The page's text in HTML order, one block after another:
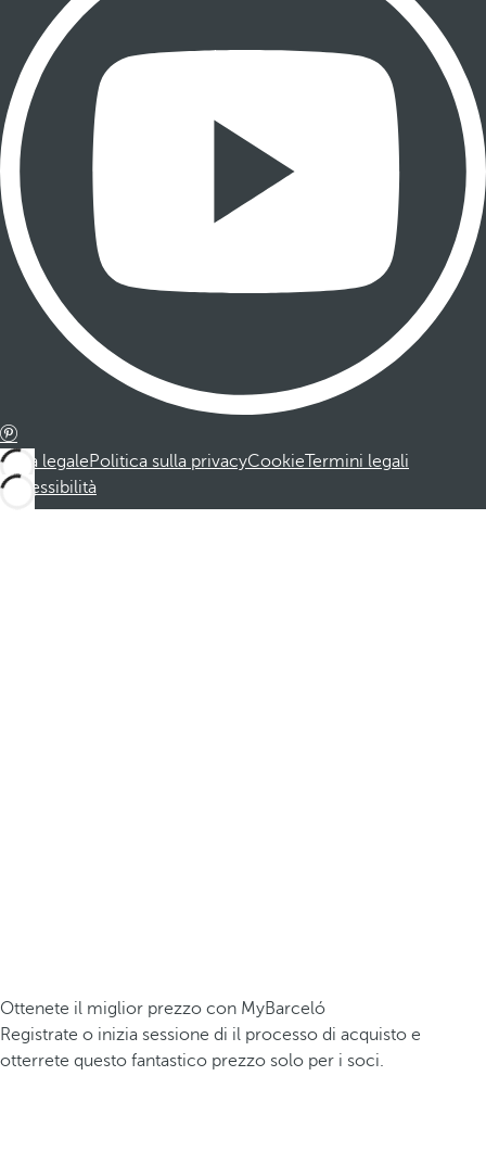
Nota legalePolitica sulla privacyCookieTermini legali
Accessibilità
Ottenete il miglior prezzo con MyBarceló
Registrate o inizia sessione di il processo di acquisto e
otterrete questo fantastico prezzo solo per i soci.